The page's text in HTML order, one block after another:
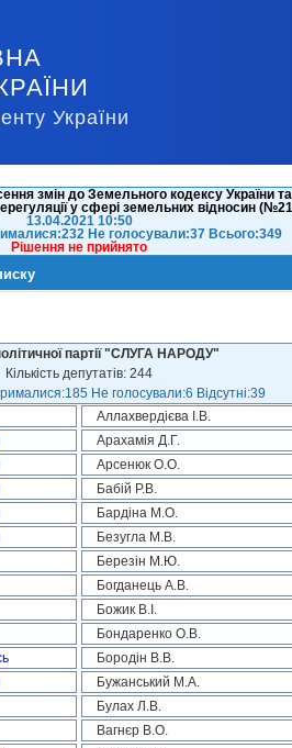
України
змін до Земельного кодексу України
у сфері земельних відносин
13.04.2021 10:50
Не голосували:37 Всього:349
Рішення не прийнято
партії "СЛУГА НАРОДУ"
Кількість депутатів: 244
Не голосували:6 Відсутні:39
Аллахвердієва І.В.
Арахамія Д.Г.
Арсенюк О.О.
Бабій Р.В.
Бардіна М.О.
Безугла М.В.
Березін М.Ю.
Богданець А.В.
Божик В.І.
Бондаренко О.В.
Бородін В.В.
Бужанський М.А.
Булах Л.В.
Вагнєр В.О.